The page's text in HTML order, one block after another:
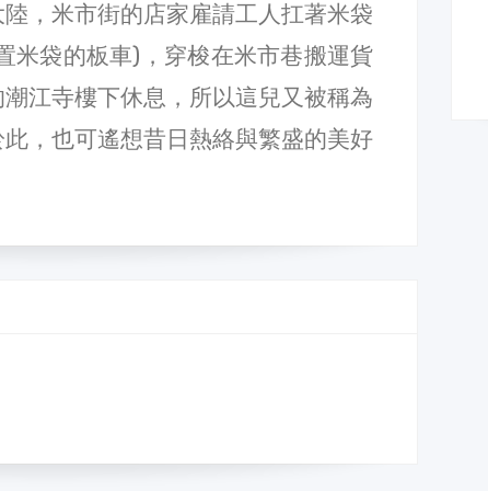
，米市街的店家雇請工人扛著米袋
米袋的板車)，穿梭在米市巷搬運貨
江寺樓下休息，所以這兒又被稱為
此，也可遙想昔日熱絡與繁盛的美好